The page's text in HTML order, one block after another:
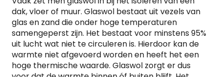
dak, vloer of muur. Glaswol bestaat uit vezels van
glas en zand die onder hoge temperaturen
samengeperst zijn. Het bestaat voor minstens 95%
uit lucht wat niet te circuleren is. Hierdoor kan de
warmte niet afgevoerd worden en heeft het een
hoge thermische waarde. Glaswol zorgt er dus